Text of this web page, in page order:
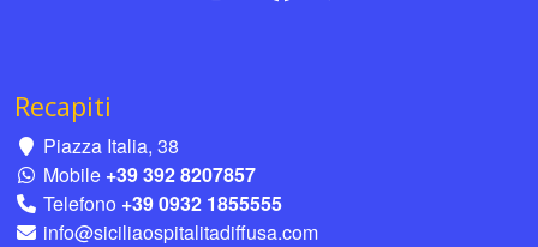
Recapiti
Piazza Italia, 38
Mobile +39 392 8207857
Telefono +39 0932 1855555
info@siciliaospitalitadiffusa.com